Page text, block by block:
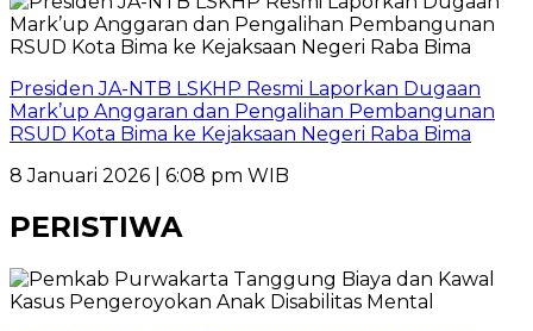
Presiden JA-NTB LSKHP Resmi Laporkan Dugaan
Mark’up Anggaran dan Pengalihan Pembangunan
RSUD Kota Bima ke Kejaksaan Negeri Raba Bima
8 Januari 2026 | 6:08 pm WIB
PERISTIWA